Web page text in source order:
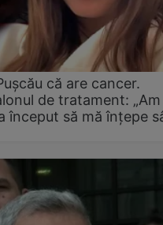
că are cancer.
de tratament:
început să mă înțepe